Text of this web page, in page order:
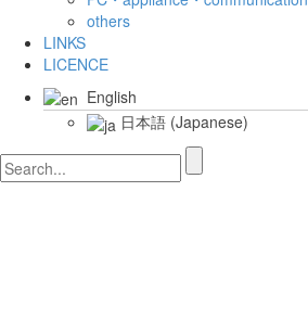
others
LINKS
LICENCE
English
日本語 (Japanese)